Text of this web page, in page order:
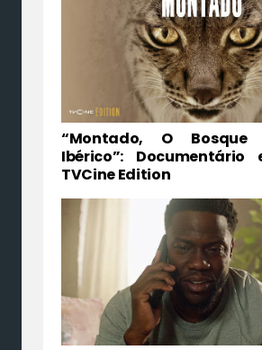
“Montado, O
Ibérico”: Documentário
TVCine Edition